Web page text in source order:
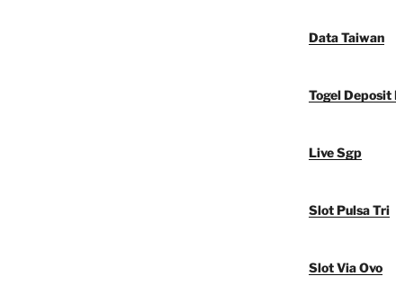
Data Taiwan
Togel Deposit
Live Sgp
Slot Pulsa Tri
Slot Via Ovo